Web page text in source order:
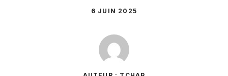
6 JUIN 2025